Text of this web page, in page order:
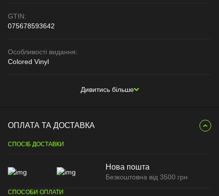
GTIN:
075678593642
Особливості видання:
Colored Vinyl
Дивитись більше
ОПЛАТА ТА ДОСТАВКА
СПОСІБ ДОСТАВКИ
Нова пошта
Безкоштовна від 3500 грн
СПОСОБИ ОПЛАТИ